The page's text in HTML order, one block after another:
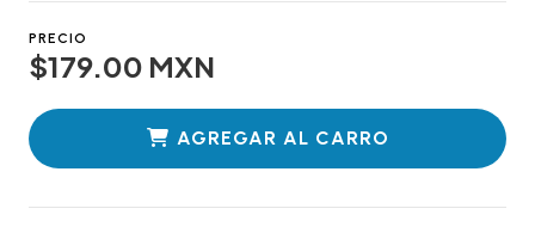
PRECIO
$179.00 MXN
AGREGAR AL CARRO